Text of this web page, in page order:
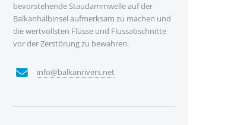
bevorstehende Staudammwelle auf der
Balkanhalbinsel aufmerksam zu machen und
die wertvollsten Flüsse und Flussabschnitte
vor der Zerstörung zu bewahren.
info@balkanrivers.net